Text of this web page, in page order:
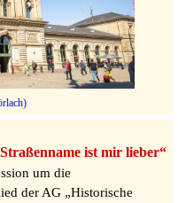
ist mir lieber“
um die
der AG „Historische